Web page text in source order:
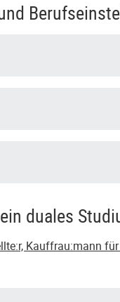
duales
Kauffrau:mann